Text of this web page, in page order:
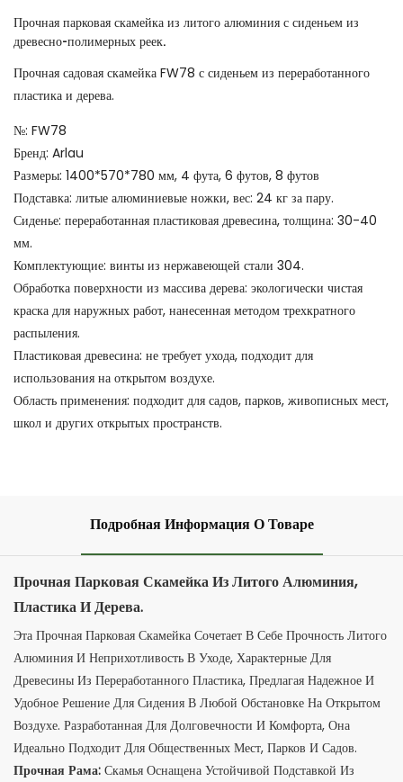
Прочная парковая скамейка из литого алюминия с сиденьем из
древесно-полимерных реек.
Прочная садовая скамейка FW78 с сиденьем из переработанного
пластика и дерева.
№: FW78
Бренд: Arlau
Размеры: 1400*570*780 мм, 4 фута, 6 футов, 8 футов
Подставка: литые алюминиевые ножки, вес: 24 кг за пару.
Сиденье: переработанная пластиковая древесина, толщина: 30-40
мм.
Комплектующие: винты из нержавеющей стали 304.
Обработка поверхности из массива дерева: экологически чистая
краска для наружных работ, нанесенная методом трехкратного
распыления.
Пластиковая древесина: не требует ухода, подходит для
использования на открытом воздухе.
Область применения: подходит для садов, парков, живописных мест,
школ и других открытых пространств.
Подробная Информация О Товаре
Прочная Парковая Скамейка Из Литого Алюминия,
Пластика И Дерева.
Эта Прочная Парковая Скамейка Сочетает В Себе Прочность Литого
Алюминия И Неприхотливость В Уходе, Характерные Для
Древесины Из Переработанного Пластика, Предлагая Надежное И
Удобное Решение Для Сидения В Любой Обстановке На Открытом
Воздухе. Разработанная Для Долговечности И Комфорта, Она
Идеально Подходит Для Общественных Мест, Парков И Садов.
Прочная Рама: Скамья Оснащена Устойчивой Подставкой Из